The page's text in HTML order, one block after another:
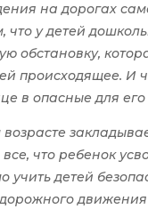
на дорогах
у детей
обстановку,
происходящее. И
в опасные для
что ребенок
детей